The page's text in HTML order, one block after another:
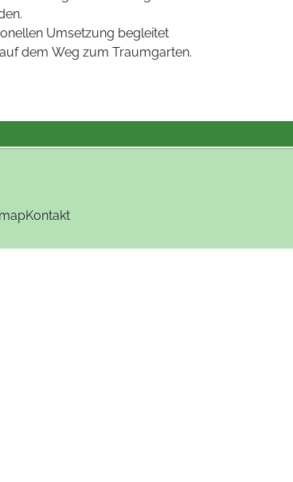
Umsetzung begleitet
dem Weg zum Traumgarten.
Kontakt